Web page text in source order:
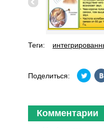
Теги:
Поделиться:
Комментарии